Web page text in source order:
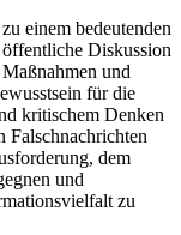
einem bedeutenden
Diskussion
und
für die
kritischem Denken
Falschnachrichten
dem
und
zu